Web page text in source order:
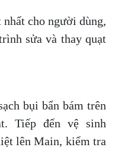
cho người dùng,
sửa và thay quạt
bụi bẩn bám trên
Tiếp đến vệ sinh
lên Main, kiểm tra